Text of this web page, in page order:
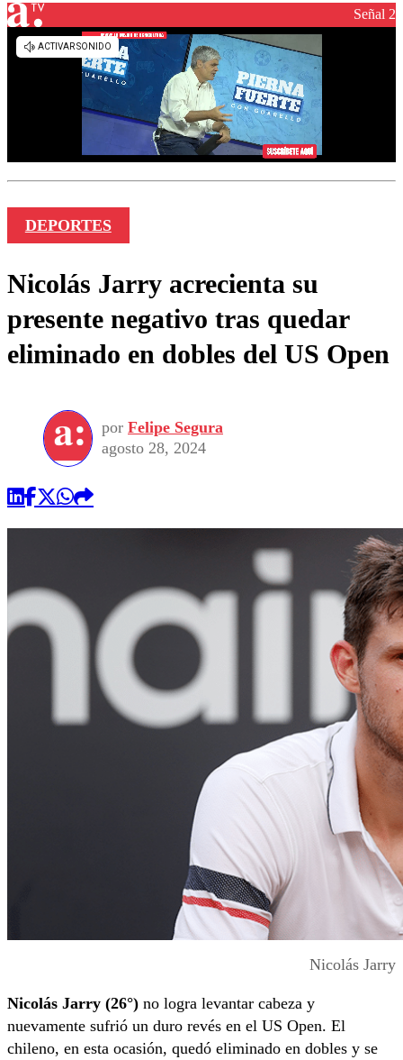
Señal 2
DEPORTES
Nicolás Jarry acrecienta su
presente negativo tras quedar
eliminado en dobles del US Open
por Felipe Segura
agosto 28, 2024
Nicolás Jarry
Nicolás Jarry (26°) no logra levantar cabeza y
nuevamente sufrió un duro revés en el US Open. El
chileno, en esta ocasión, quedó eliminado en dobles y se